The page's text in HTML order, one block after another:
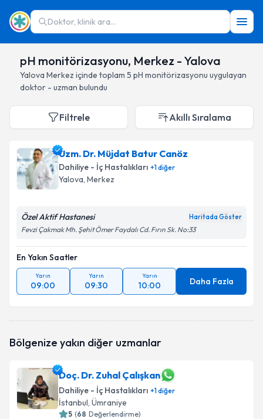
Doktor, klinik ara...
pH monitörizasyonu, Merkez - Yalova
Yalova Merkez içinde toplam 5 pH monitörizasyonu uygulayan
doktor - uzman bulundu
Filtrele Akıllı Sıralama
Uzm. Dr. Müjdat Batur Canöz
Dahiliye - İç Hastalıkları +1diğer
Yalova, Merkez
Özel Aktif Hastanesi Haritada Göster
Fevzi Çakmak Mh. Şehit Ömer Faydalı Cd. Fırın Sk. No:33
En Yakın Saatler
Yarın
09:00
Yarın
09:30
Yarın
10:00 Daha Fazla
Bölgenize yakın diğer uzmanlar
Doç. Dr. Zuhal Çalışkan
Dahiliye - İç Hastalıkları +1diğer
İstanbul, Ümraniye
5 (68 Değerlendirme)